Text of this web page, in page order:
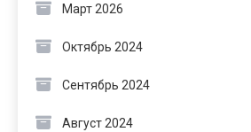
Март 2026
Октябрь 2024
Сентябрь 2024
Август 2024